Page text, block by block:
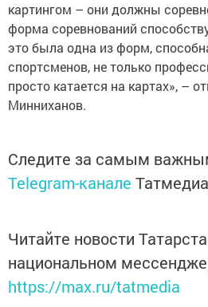
картингом – они должны
форма соревнований
это была одна из форм,
спортсменов, не только
просто катается на картах», –
Минниханов.
Следите за самым
Telegram-канале Татмедиа
Читайте новости
национальном
https://max.ru/tatmedia